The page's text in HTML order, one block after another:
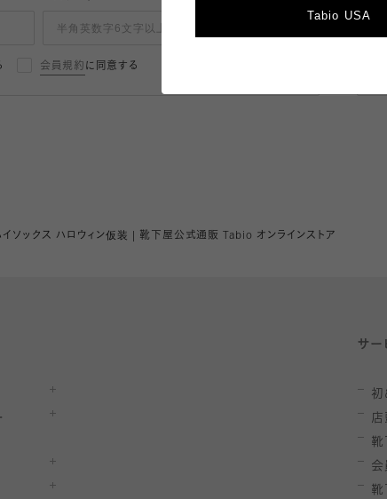
会員規約 に同意する
イソックス ハロウィン仮装 | 靴下屋公式通販 Tabio オンラインストア
サー
初
店
靴
会
靴
Tabio USA